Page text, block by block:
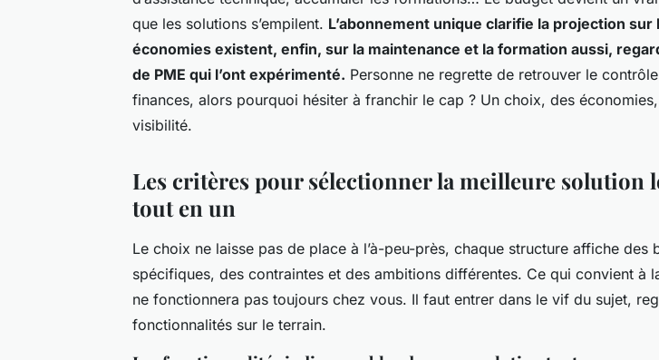
que les solutions s’empilent. L’abonnement unique clarifie la projection sur
économies existent, enfin, sur la maintenance et la formation aussi,
de PME qui l’ont expérimenté. Personne ne regrette de retrouver le
finances, alors pourquoi hésiter à franchir le cap ? Un choix, des
visibilité.
Les critères pour sélectionner la meilleure solution
tout en un
Le choix ne laisse pas de place à l’à-peu-près, chaque structure affiche des
spécifiques, des contraintes et des ambitions différentes. Ce qui convient à
ne fonctionnera pas toujours chez vous. Il faut entrer dans le vif du sujet,
fonctionnalités sur le terrain.